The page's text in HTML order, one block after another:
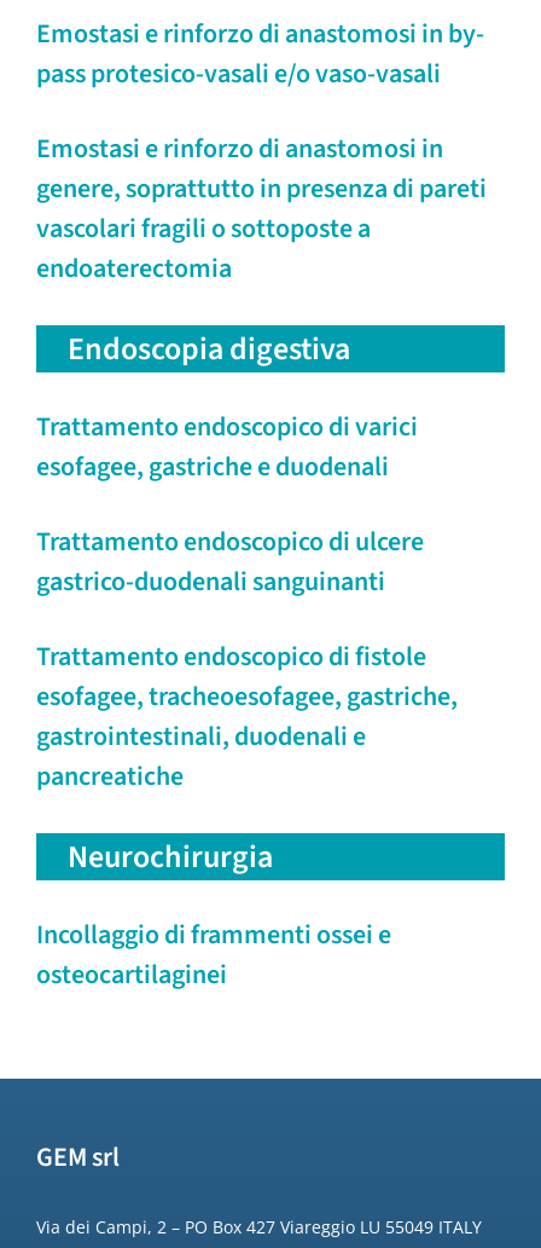
Emostasi e rinforzo di anastomosi in by-
pass protesico-vasali e/o vaso-vasali
Emostasi e rinforzo di anastomosi in
genere, soprattutto in presenza di pareti
vascolari fragili o sottoposte a
endoaterectomia
Endoscopia digestiva
Trattamento endoscopico di varici
esofagee, gastriche e duodenali
Trattamento endoscopico di ulcere
gastrico-duodenali sanguinanti
Trattamento endoscopico di fistole
esofagee, tracheoesofagee, gastriche,
gastrointestinali, duodenali e
pancreatiche
Neurochirurgia
Incollaggio di frammenti ossei e
osteocartilaginei
GEM srl
Via dei Campi, 2 – PO Box 427 Viareggio LU 55049 ITALY